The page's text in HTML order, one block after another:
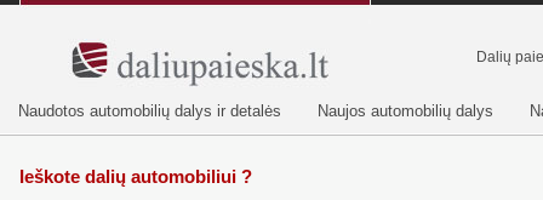
Dalių
Naudotos automobilių dalys ir detalės Naujos automobilių dalys
Ieškote dalių automobiliui ?